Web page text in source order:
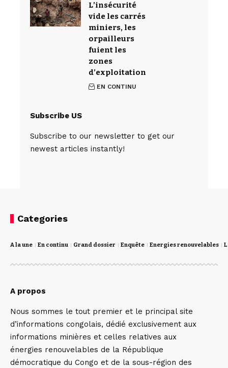
L’insécurité
vide les carrés
miniers, les
orpailleurs
fuient les
zones
d’exploitation
EN CONTINU
Subscribe US
Subscribe to our newsletter to get our
newest articles instantly!
Categories
A la une En continu Grand dossier Enquête Energies renouvelables
A propos
Nous sommes le tout premier et le principal site
d’informations congolais, dédié exclusivement aux
informations minières et celles relatives aux
énergies renouvelables de la République
démocratique du Congo et de la sous-région des